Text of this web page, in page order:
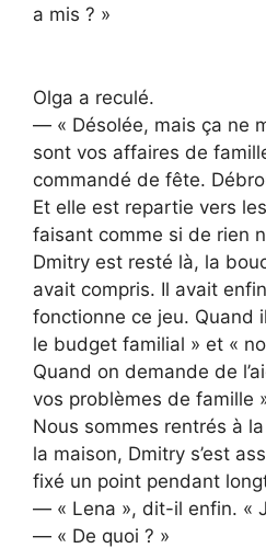
a mis ? »
Olga a reculé.
— « Désolée, mais ça ne
sont vos affaires de
commandé de fête.
Et elle est repartie vers
faisant comme si de rien
Dmitry est resté là, la
avait compris. Il avait
fonctionne ce jeu. Quand il
le budget familial » et «
Quand on demande de
vos problèmes de famille
Nous sommes rentrés à
la maison, Dmitry s’est
fixé un point pendant
— « Lena », dit-il enfin. «
— « De quoi ? »